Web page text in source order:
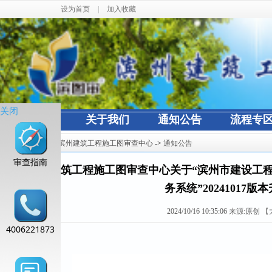
设为首页 加入收藏
网站首页 关于我们 通知公告 流程专
当前位置： 滨州建筑工程施工图审查中心 ->通知公告
滨州建筑工程施工图审查中心关于“滨州市建设工
务系统”20241017版
2024/10/16 10:35:06 来源:原创 【
关闭
审查指南
4006221873